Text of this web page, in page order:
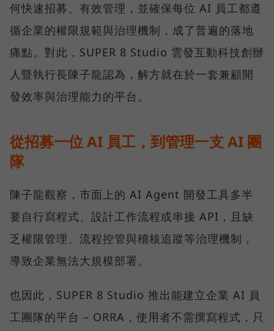
何快速招募、有效管理，並確保每位 AI 員工都遵
循企業的權限規範與治理機制，成了普遍的落地
痛點。對此，SUPER 8 Studio 雲發互動科技創辦
人暨執行長陳子龍認為，解方就在於一套兼顧開
發效率與治理能力的平台。
從招募一位 AI 員工，到管理一支 AI 團
隊
陳子龍觀察，市面上的 AI Agent 開發工具多半
要自行寫程式、設計工作流程或串接 API，且缺
乏權限管理、流程控管與稽核追蹤等治理機制，
導致企業無法大規模部署。
也因此，SUPER 8 Studio 推出能建立企業 AI 員
工團隊的平台 – ORRA，使用者不需撰寫程式，只